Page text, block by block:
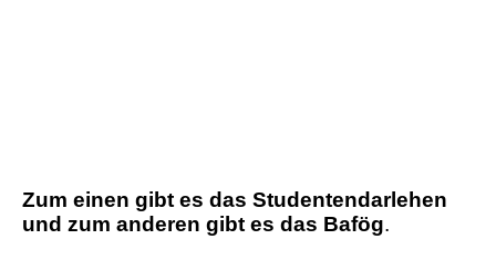
Zum einen gibt es das Studentendarlehen
und zum anderen gibt es das Bafög.